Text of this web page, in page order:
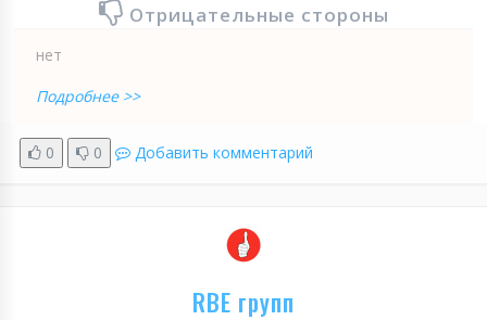
Отрицательные стороны
нет
Подробнее >>
0 0 Добавить комментарий
RBE групп